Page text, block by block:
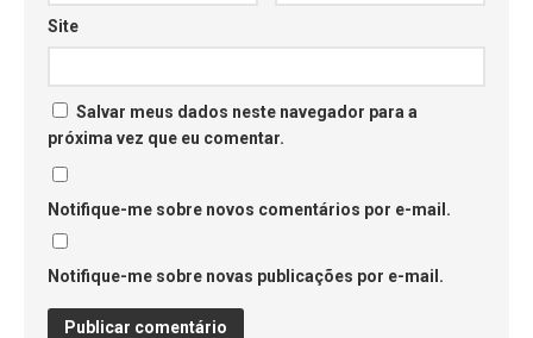
Site
Salvar meus dados neste navegador para a
próxima vez que eu comentar.
Notifique-me sobre novos comentários por e-mail.
Notifique-me sobre novas publicações por e-mail.